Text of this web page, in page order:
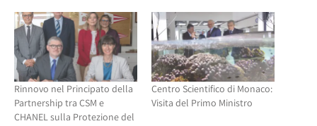
una
nuova
finestra)
nuova
finestra)
Rinnovo nel Principato della
Partnership tra CSM e
CHANEL sulla Protezione del
Centro Scientifico di Monaco:
Visita del Primo Ministro